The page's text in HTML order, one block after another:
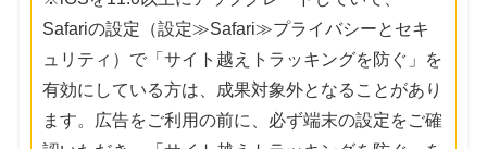
Safariの設定（設定≫Safari≫プライバシーとセキ
ュリティ）で「サイト越えトラッキングを防ぐ」を
有効にしている方は、成果対象外となることがあり
ます。広告をご利用の前に、必ず端末の設定をご確